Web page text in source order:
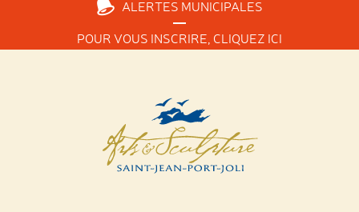
ALERTES MUNICIPALES
POUR VOUS INSCRIRE, CLIQUEZ ICI